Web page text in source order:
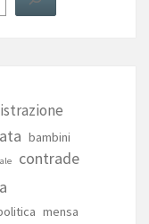
bambini
contrade
mensa